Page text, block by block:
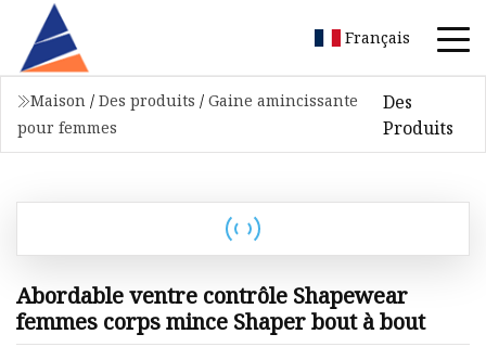
Français
Maison / Des produits / Gaine amincissante
pour femmes
Des
Produits
Abordable ventre contrôle Shapewear
femmes corps mince Shaper bout à bout